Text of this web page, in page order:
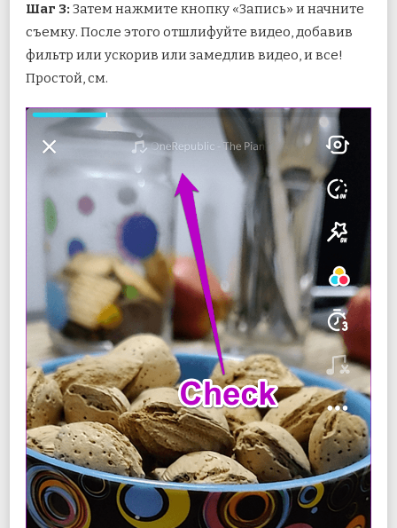
Шаг 3: Затем нажмите кнопку «Запись» и начните
съемку. После этого отшлифуйте видео, добавив
фильтр или ускорив или замедлив видео, и все!
Простой, см.